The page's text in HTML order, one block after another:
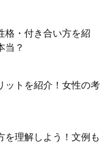
格・付き合い方を紹
当？
ットを紹介！女性の考
を理解しよう！文例も